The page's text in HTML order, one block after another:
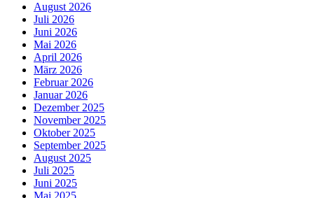
August 2026
Juli 2026
Juni 2026
Mai 2026
April 2026
März 2026
Februar 2026
Januar 2026
Dezember 2025
November 2025
Oktober 2025
September 2025
August 2025
Juli 2025
Juni 2025